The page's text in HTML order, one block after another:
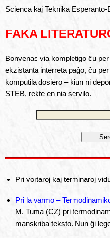
Scienca kaj Teknika Esperanto-
FAKA
Bonvenas via kompletigo ĉu
ekzistanta interreta paĝo, ĉu
komputila dosiero – kiun ni
STEB, rekte en nia servilo.
Pri vortaroj kaj terminaroj
Pri la varmo –
M. Tuma (CZ) pri
manskriba teksto. Nun ĝi